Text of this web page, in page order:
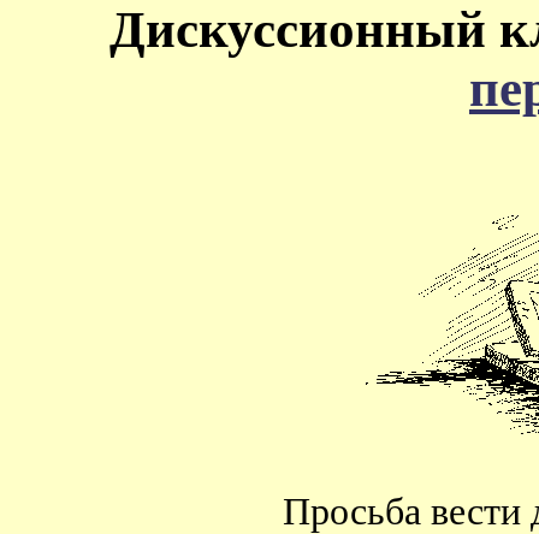
Дискуссионный
Просьба вести